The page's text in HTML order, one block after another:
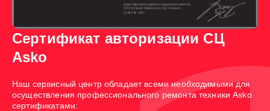
Сертификат авторизации СЦ
Asko
Наш сервисный центр обладает всеми необходимыми для
осуществления профессионального ремонта техники Asko
сертификатами: